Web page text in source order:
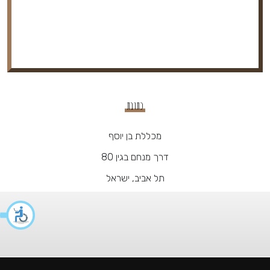
כתובת
מכללת בן יוסף
דרך מנחם בגין 80
תל אביב, ישראל